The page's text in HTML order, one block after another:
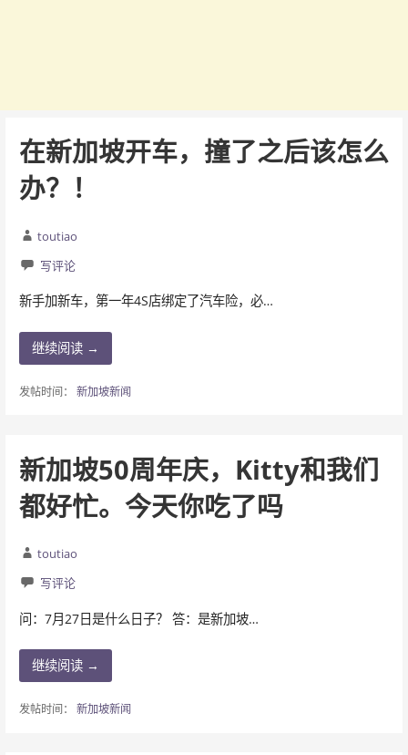
在新加坡开车，撞了之后该怎么
办？！
toutiao
写评论
新手加新车，第一年4S店绑定了汽车险，必…
继续阅读 →
发帖时间： 新加坡新闻
新加坡50周年庆，Kitty和我们
都好忙。今天你吃了吗
toutiao
写评论
问：7月27日是什么日子？ 答：是新加坡…
继续阅读 →
发帖时间： 新加坡新闻